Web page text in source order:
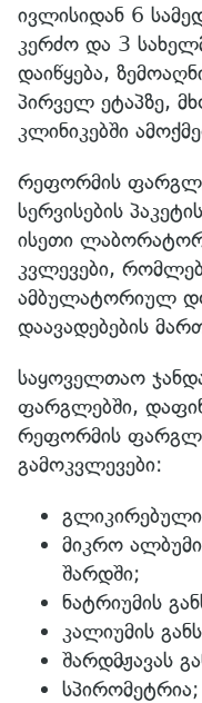
ივლისიდან 6
კერძო და 3
დაიწყება,
პირველ ეტაპზე,
კლინიკებში
რეფორმის
სერვისების
ისეთი
კვლევები,
ამბულატორიულ
დაავადებების
საყოველთაო
ფარგლებში,
რეფორმის
გამოკვლევები:
გლიკირებული
მიკრო
შარდში;
ნატრიუმის
კალიუმის
შარდმჟავას
სპირომეტრია;